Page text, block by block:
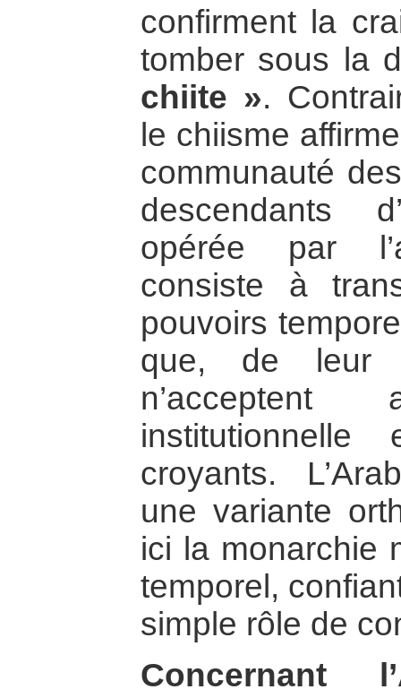
confirment la
tomber sous la
chiite ».
le chiisme
communauté
descendants
opérée par
consiste à
pouvoirs
que, de leur
n’acceptent
croyants.
une variante
ici la monarchie
temporel,
simple rôle de
Concernant